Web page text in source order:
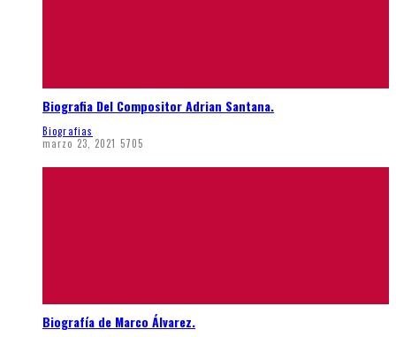
Biografia Del Compositor Adrian Santana.
Biografias
marzo 23, 2021 5705
Biografía de Marco Álvarez.